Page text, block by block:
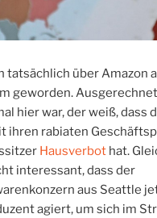
tatsächlich über Amazon
geworden.
hier war, der weiß, dass
ihren rabiaten
Hausverbot hat.
interessant, dass der
aus Seattle
agiert, um sich im